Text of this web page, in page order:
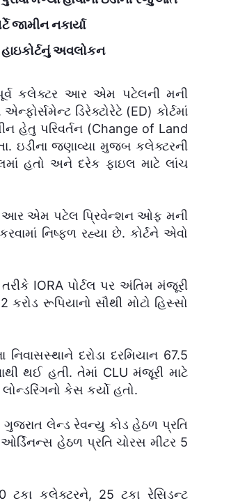
જામીન નકાર્યા
હાઇકોર્ટનું અવલોકન
કલેક્ટર આર એમ પટેલની મની
ડિરેક્ટોરેટે (ED) કોર્ટમાં
પરિવર્તન (Change of Land
ઇડીના જણાવ્યા મુજબ કલેક્ટરની
હતો અને દરેક ફાઇલ માટે લાંચ
આર એમ પટેલ પ્રિવેન્શન ઓફ મની
નિષ્ફળ રહ્યા છે. કોર્ટને એવો
IORA પોર્ટલ પર અંતિમ મંજૂરી
રૂપિયાનો સૌથી મોટો હિસ્સો
દરોડા દરમિયાન 67.5
થઈ હતી. તેમાં CLU મંજૂરી માટે
કેસ કર્યો હતો.
લેન્ડ રેવન્યુ કોડ હેઠળ પ્રતિ
હેઠળ પ્રતિ ચોરસ મીટર 5
ટકા કલેક્ટરને, 25 ટકા રેસિડન્ટ